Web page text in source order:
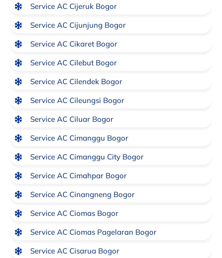
Service AC Cijeruk Bogor
Service AC Cijunjung Bogor
Service AC Cikaret Bogor
Service AC Cilebut Bogor
Service AC Cilendek Bogor
Service AC Cileungsi Bogor
Service AC Ciluar Bogor
Service AC Cimanggu Bogor
Service AC Cimanggu City Bogor
Service AC Cimahpar Bogor
Service AC Cinangneng Bogor
Service AC Ciomas Bogor
Service AC Ciomas Pagelaran Bogor
Service AC Cisarua Bogor